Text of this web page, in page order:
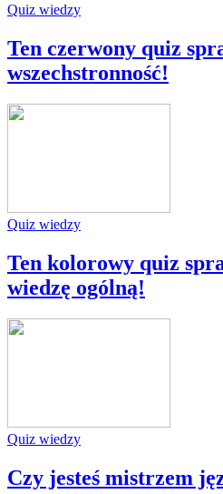
Quiz wiedzy
Ten czerwony quiz
wszechstronność!
Quiz wiedzy
Ten kolorowy quiz
wiedzę ogólną!
Quiz wiedzy
Czy jesteś mistrzem